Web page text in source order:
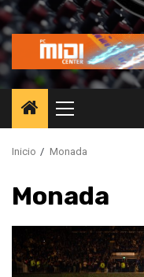
Inicio Monada
Monada